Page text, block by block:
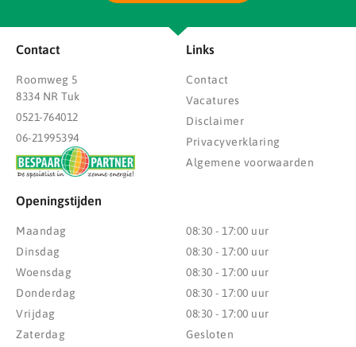
Contact
Roomweg 5
8334 NR Tuk
0521-764012
06-21995394
Links
Contact
Vacatures
Disclaimer
Privacyverklaring
Algemene voorwaarden
Openingstijden
Maandag
Dinsdag
Woensdag
Donderdag
Vrijdag
Zaterdag
08:30 - 17:00 uur
08:30 - 17:00 uur
08:30 - 17:00 uur
08:30 - 17:00 uur
08:30 - 17:00 uur
Gesloten